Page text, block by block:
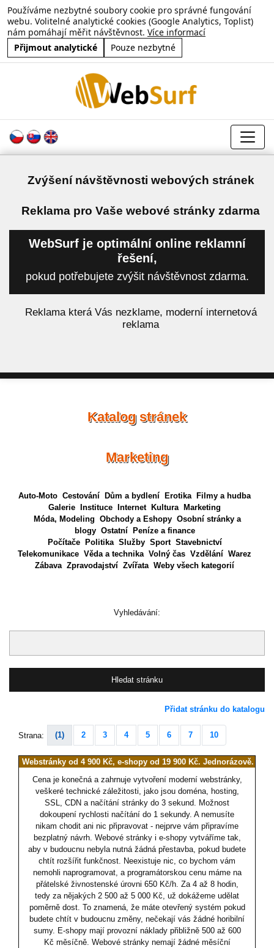
Používáme nezbytné soubory cookie pro správné fungování
webu. Volitelné analytické cookies (Google Analytics, Toplist)
nám pomáhají měřit návštěvnost. Více informací
Přijmout analytické
Pouze nezbytné
Zvýšení návštěvnosti webových stránek
Reklama pro Vaše webové stránky zdarma
WebSurf je optimální online reklamní
řešení,
pokud potřebujete zvýšit návštěvnost zdarma.
Reklama která Vás nezklame, moderní internetová
reklama
Katalog stránek
Marketing
Auto-Moto Cestování Dům a bydlení Erotika
Filmy a hudba
Galerie
Instituce Internet Kultura
Marketing
Móda, Modeling Obchody a Eshopy Osobní stránky a
blogy Ostatní
Peníze a finance
Počítače
Politika Služby Sport Stavebnictví
Telekomunikace Věda a technika Volný čas Vzdělání Warez
Zábava Zpravodajství Zvířata Weby všech kategorií
Vyhledávání:
Přidat stránku do katalogu
Strana: (1) 2 3 4 5 6 7 10
Webstránky od 4 900 Kč, e-shopy od 19 900 Kč. Jednorázově.
Cena je konečná a zahrnuje vytvoření moderní webstránky,
veškeré technické záležitosti, jako jsou doména, hosting,
SSL, CDN a načítání stránky do 3 sekund. Možnost
dokoupení rychlosti načítání do 1 sekundy. A nemusíte
nikam chodit ani nic připravovat - nejprve vám připravíme
bezplatný návrh. Webové stránky i e-shopy vytváříme tak,
aby v budoucnu nebyla nutná žádná přestavba, pokud budete
chtít rozšířit funkčnost. Neexistuje nic, co bychom vám
nemohli naprogramovat, a programátorskou cenu máme na
přátelské živnostenské úrovni 650 Kč/h. Za 4 až 8 hodin,
tedy za nějakých 2 500 až 5 000 Kč, už dokážeme udělat
poměrně dost. To znamená, že máte otevřený systém pokud
budete chtít v budoucnu změny, nečekají vás žádné horibilní
sumy. E-shopy mají provozní náklady přibližně 500 až 600
Kč měsíčně. Webové stránky nemají žádné měsíční